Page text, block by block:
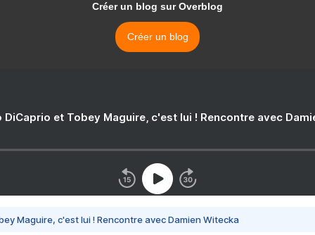
Créer un blog sur Overblog
Créer un blog
DiCaprio et Tobey Maguire, c'est lui ! Rencontre avec
Maguire, c'est lui ! Rencontre avec Damien Witecka